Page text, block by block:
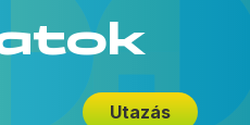
Utazás